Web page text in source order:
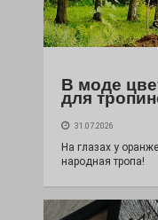
В моде
для
31.07.2026
На глазах у
народная тропа!